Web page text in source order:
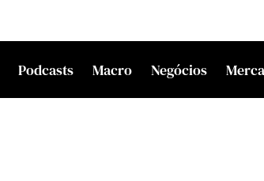
Podcasts Macro Negócios